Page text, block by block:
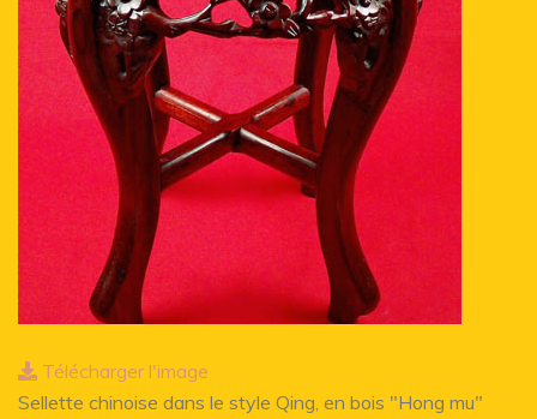
Télécharger l'image
Sellette chinoise dans le style Qing, en bois "Hong mu"